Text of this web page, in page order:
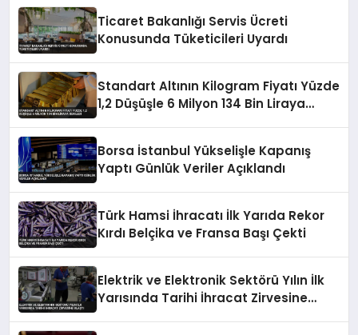
Ticaret Bakanlığı Servis Ücreti
Konusunda Tüketicileri Uyardı
Standart Altının Kilogram Fiyatı Yüzde
1,2 Düşüşle 6 Milyon 134 Bin Liraya
Borsa İstanbul Yükselişle Kapanış
Yaptı Günlük Veriler Açıklandı
Türk Hamsi İhracatı İlk Yarıda Rekor
Kırdı Belçika ve Fransa Başı Çekti
Elektrik ve Elektronik Sektörü Yılın İlk
Yarısında Tarihi İhracat Zirvesine